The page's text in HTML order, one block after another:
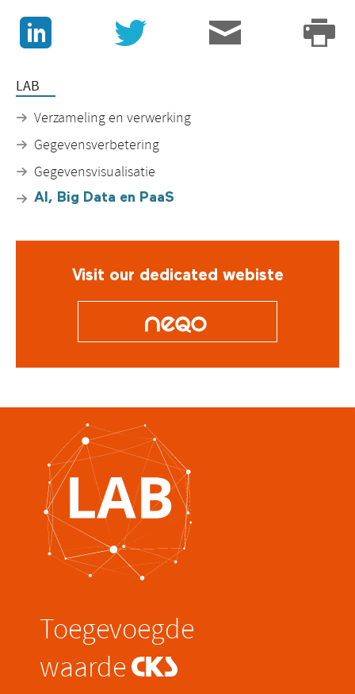
J v 3 p
LAB
Verzameling en verwerking
Gegevensverbetering
Gegevensvisualisatie
AI, Big Data en PaaS
Visit our dedicated webiste
O
Toegevoegde
waarde @